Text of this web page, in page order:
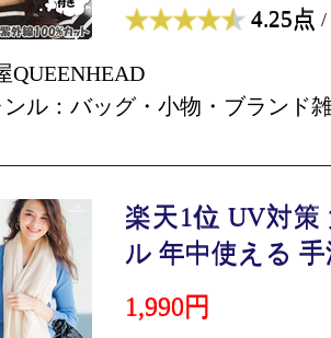
4.25点 /
QUEENHEAD
ル：バッグ・小物・ブランド
楽天1位 UV対
ル 年中使える
1,990円